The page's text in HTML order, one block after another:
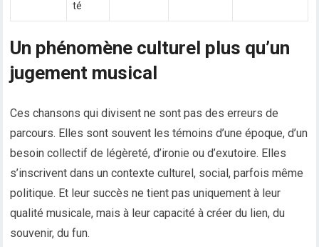
té
Un phénomène culturel plus qu’un
jugement musical
Ces chansons qui divisent ne sont pas des erreurs de
parcours. Elles sont souvent les témoins d’une époque, d’un
besoin collectif de légèreté, d’ironie ou d’exutoire. Elles
s’inscrivent dans un contexte culturel, social, parfois même
politique. Et leur succès ne tient pas uniquement à leur
qualité musicale, mais à leur capacité à créer du lien, du
souvenir, du fun.